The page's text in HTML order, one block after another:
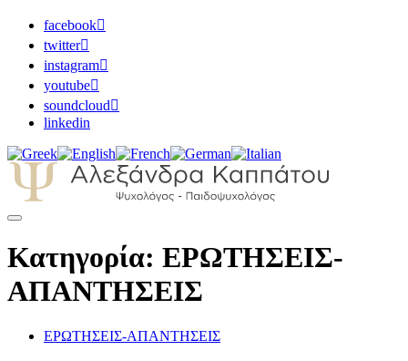
facebook
twitter
instagram
youtube
soundcloud
linkedin
Παιδοψυχολόγος
Κατηγορία: ΕΡΩΤΗΣΕΙΣ-
ΑΠΑΝΤΗΣΕΙΣ
ΕΡΩΤΗΣΕΙΣ-ΑΠΑΝΤΗΣΕΙΣ